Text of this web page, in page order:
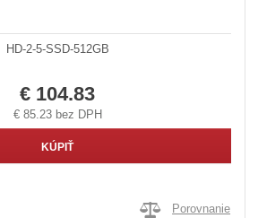
HD-2-5-SSD-512GB
€ 104.83
€ 85.23 bez DPH
KÚPIŤ
Porovnanie